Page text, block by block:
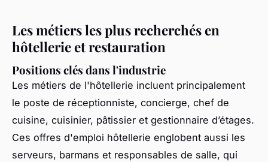
Les métiers les plus recherchés en
hôtellerie et restauration
Positions clés dans l'industrie
Les métiers de l'hôtellerie incluent principalement
le poste de réceptionniste, concierge, chef de
cuisine, cuisinier, pâtissier et gestionnaire d’étages.
Ces offres d'emploi hôtellerie englobent aussi les
serveurs, barmans et responsables de salle, qui